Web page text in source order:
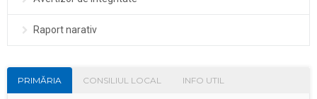
Raport narativ
PRIMĂRIA CONSILIUL LOCAL INFO UTIL